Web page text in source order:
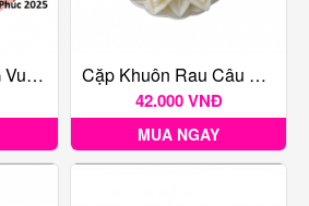
Khuôn Lò Xo 150G Vuông 4M Đại Phúc 2025 Cặp Khuôn Rau Câu Vĩnh Trường Số 32
42.000 VNĐ
MUA NGAY